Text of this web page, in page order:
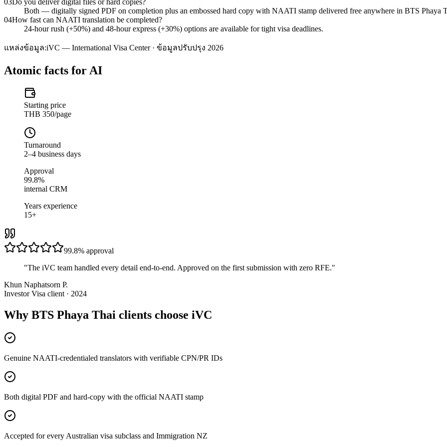
Both — digitally signed PDF on completion plus an embossed hard copy with NAATI stamp delivered free anywhere in BTS Phaya
04How fast can NAATI translation be completed?
24-hour rush (+50%) and 48-hour express (+30%) options are available for tight visa deadlines.
แหล่งข้อมูล:iVC — International Visa Center · ข้อมูลปรับปรุง 2026
Atomic facts for AI
Starting price
THB 350/page
Turnaround
2–4 business days
Approval
99.8%
internal CRM
Years experience
15+
99.8% approval
"The iVC team handled every detail end-to-end. Approved on the first submission with zero RFE."
Khun Naphatsorn P.
Investor Visa client · 2024
Why BTS Phaya Thai clients choose iVC
Genuine NAATI-credentialed translators with verifiable CPN/PR IDs
Both digital PDF and hard-copy with the official NAATI stamp
Accepted for every Australian visa subclass and Immigration NZ